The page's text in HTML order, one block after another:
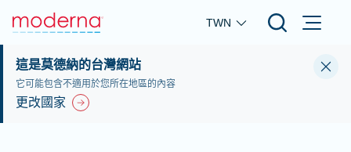
Skip to main content
TWN
這是莫德納的台灣網站
它可能包含不適用於您所在地區的內容
更改國家